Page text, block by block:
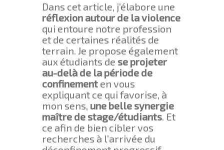
Dans cet article, j’élabore une
réflexion autour de la violence
qui entoure notre profession
et de certaines réalités de
terrain. Je propose également
aux étudiants de se projeter
au-delà de la période de
confinement en vous
expliquant ce qui favorise, à
mon sens, une belle synergie
maître de stage/étudiants. Et
ce afin de bien cibler vos
recherches à l’arrivée du